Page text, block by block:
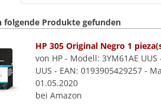
folgende Produkte gefunden
HP 305 Original Negro 1
von HP - Modell: 3YM61AE
UUS - EAN: 0193905429257 -
01.05.2020
bei Amazon